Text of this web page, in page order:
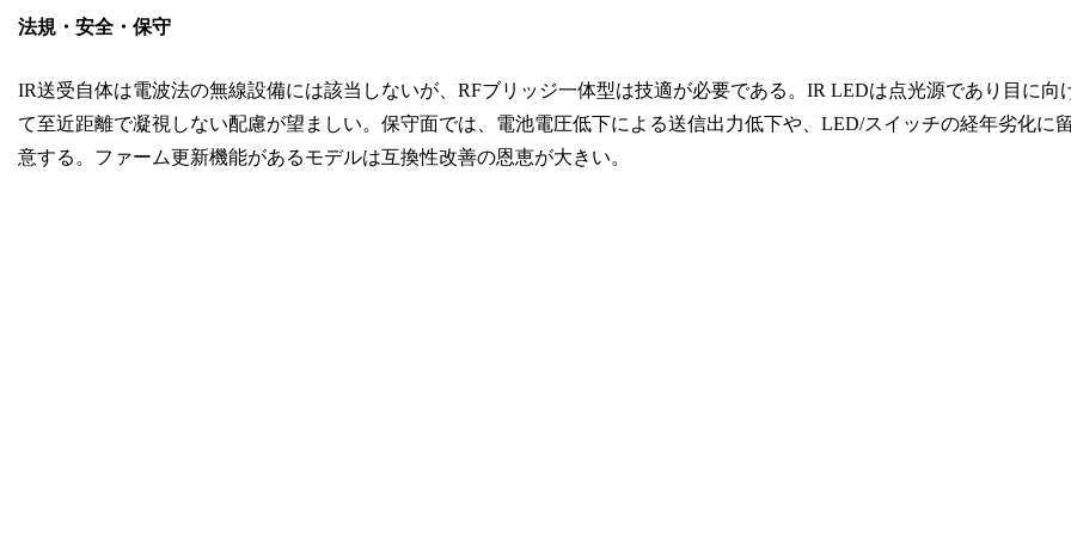
法規・安全・保守
IR送受自体は電波法の無線設備には該当しないが、RFブリッジ一体型は技適が必要である。IR LEDは点光源であり目に向
て至近距離で凝視しない配慮が望ましい。保守面では、電池電圧低下による送信出力低下や、LED/スイッチの経年劣化に
意する。ファーム更新機能があるモデルは互換性改善の恩恵が大きい。